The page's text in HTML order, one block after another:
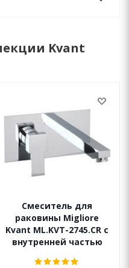
Kvant
Смеситель для
раковины Migliore
Kvant ML.KVT-2745.CR с
внутренней частью